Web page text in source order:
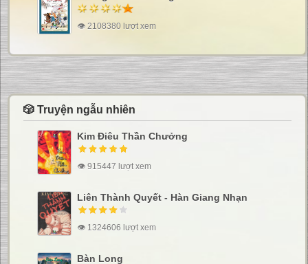
👁 2108380 lượt xem
🎲 Truyện ngẫu nhiên
Kim Điêu Thần Chưởng
👁 915447 lượt xem
Liên Thành Quyết - Hàn Giang Nhạn
👁 1324606 lượt xem
Bàn Long